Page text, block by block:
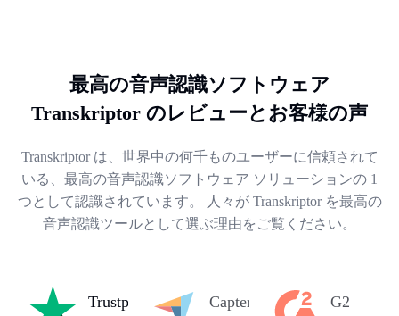
最高の音声認識ソフトウェア
Transkriptor のレビューとお客様の声
Transkriptor は、世界中の何千ものユーザーに信頼されて
いる、最高の音声認識ソフトウェア ソリューションの 1
つとして認識されています。 人々が Transkriptor を最高の
音声認識ツールとして選ぶ理由をご覧ください。
Trustpilot Capterra G2